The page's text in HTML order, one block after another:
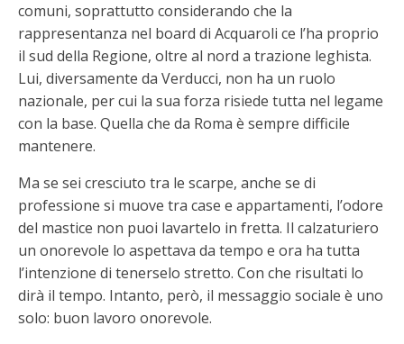
comuni, soprattutto considerando che la
rappresentanza nel board di Acquaroli ce l’ha proprio
il sud della Regione, oltre al nord a trazione leghista.
Lui, diversamente da Verducci, non ha un ruolo
nazionale, per cui la sua forza risiede tutta nel legame
con la base. Quella che da Roma è sempre difficile
mantenere.
Ma se sei cresciuto tra le scarpe, anche se di
professione si muove tra case e appartamenti, l’odore
del mastice non puoi lavartelo in fretta. Il calzaturiero
un onorevole lo aspettava da tempo e ora ha tutta
l’intenzione di tenerselo stretto. Con che risultati lo
dirà il tempo. Intanto, però, il messaggio sociale è uno
solo: buon lavoro onorevole.